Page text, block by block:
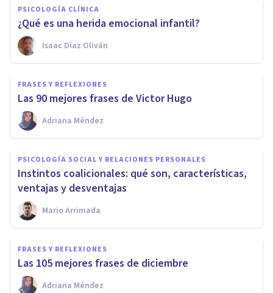
PSICOLOGÍA CLÍNICA
¿Qué es una herida emocional infantil?
Isaac Díaz Oliván
FRASES Y REFLEXIONES
Las 90 mejores frases de Victor Hugo
Adriana Méndez
PSICOLOGÍA SOCIAL Y RELACIONES PERSONALES
Instintos coalicionales: qué son, características,
ventajas y desventajas
Mario Arrimada
FRASES Y REFLEXIONES
Las 105 mejores frases de diciembre
Adriana Méndez